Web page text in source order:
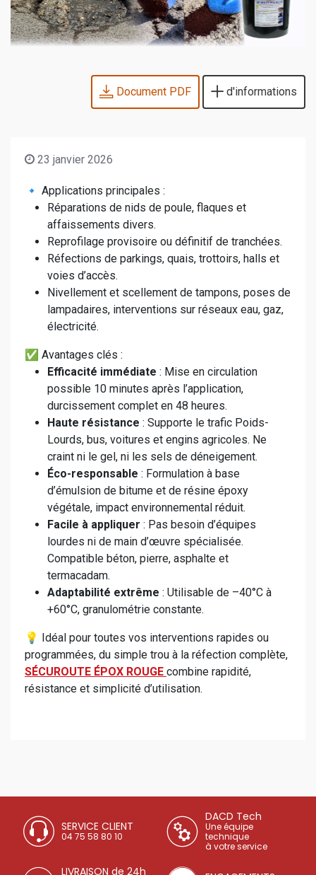
Document PDF d'informations
23 janvier 2026
🔹 Applications principales :
Réparations de nids de poule, flaques et
affaissements divers.
Reprofilage provisoire ou définitif de tranchées.
Réfections de parkings, quais, trottoirs, halls et
voies d’accès.
Nivellement et scellement de tampons, poses de
lampadaires, interventions sur réseaux eau, gaz,
électricité.
✅ Avantages clés :
Efficacité immédiate : Mise en circulation
possible 10 minutes après l’application,
durcissement complet en 48 heures.
Haute résistance : Supporte le trafic Poids-
Lourds, bus, voitures et engins agricoles. Ne
craint ni le gel, ni les sels de déneigement.
Éco-responsable : Formulation à base
d’émulsion de bitume et de résine époxy
végétale, impact environnemental réduit.
Facile à appliquer : Pas besoin d’équipes
lourdes ni de main d’œuvre spécialisée.
Compatible béton, pierre, asphalte et
termacadam.
Adaptabilité extrême : Utilisable de –40°C à
+60°C, granulométrie constante.
💡 Idéal pour toutes vos interventions rapides ou
programmées, du simple trou à la réfection complète,
SÉCUROUTE ÉPOX ROUGE combine rapidité,
résistance et simplicité d’utilisation.
SERVICE CLIENT
04 75 58 80 10
DACD Tech
Une équipe
technique
à votre service
LIVRAISON de 24h